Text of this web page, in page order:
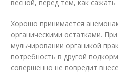
весной, перед тем, как
Хорошо принимается
органическими остатками.
мульчировании органикой
потребность в другой
совершенно не повредит